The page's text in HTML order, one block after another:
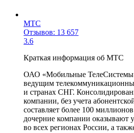
МТС
Отзывов: 13 657
3.6
Краткая информация об МТС
ОАО «Мобильные
ведущим
и странах СНГ.
компании, без учета
составляет более 100
дочерние компании оказывают
во всех регионах России, а